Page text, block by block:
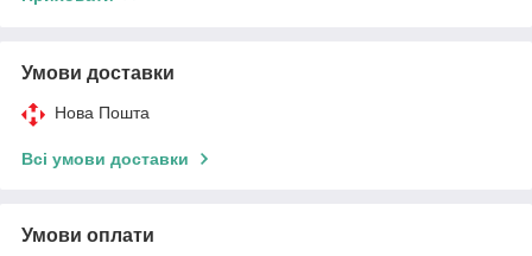
Умови доставки
Нова Пошта
Всі умови доставки
Умови оплати